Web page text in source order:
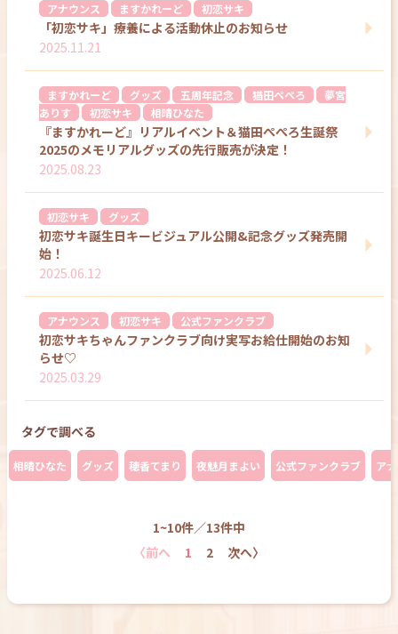
アナウンス ますかれーど 初恋サキ
「初恋サキ」療養による活動休止のお知らせ
2025.11.21
ますかれーど グッズ 五周年記念 猫田ぺぺろ
夢宮
ありす
初恋サキ 相晴ひなた
『ますかれーど』リアルイベント＆猫田ぺぺろ生誕祭
2025のメモリアルグッズの先行販売が決定！
2025.08.23
初恋サキ グッズ
初恋サキ誕生日キービジュアル公開&記念グッズ発売開
始！
2025.06.12
アナウンス 初恋サキ 公式ファンクラブ
初恋サキちゃんファンクラブ向け実写お給仕開始のお知
らせ♡
2025.03.29
タグで調べる
相晴ひなた グッズ 穂香てまり 夜魅月まよい 公式ファンクラブ ア
1~10件／13件中
〈前へ
1 2 次へ〉